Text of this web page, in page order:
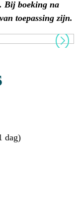
Bij boeking na
toepassing zijn.
dag)